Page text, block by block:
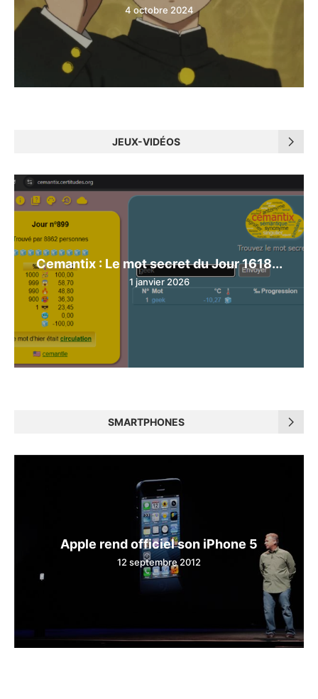
4 octobre 2024
JEUX-VIDÉOS
Cemantix : Le mot secret du Jour 1618...
1 janvier 2026
SMARTPHONES
Apple rend officiel son iPhone 5
12 septembre 2012